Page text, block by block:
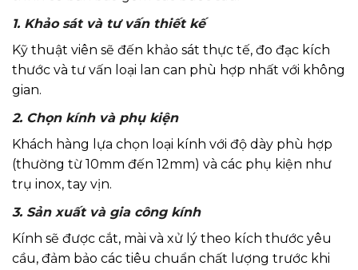
1. Khảo sát và tư vấn thiết kế
Kỹ thuật viên sẽ đến khảo sát thực tế, đo đạc kích
thước và tư vấn loại lan can phù hợp nhất với không
gian.
2. Chọn kính và phụ kiện
Khách hàng lựa chọn loại kính với độ dày phù hợp
(thường từ 10mm đến 12mm) và các phụ kiện như
trụ inox, tay vịn.
3. Sản xuất và gia công kính
Kính sẽ được cắt, mài và xử lý theo kích thước yêu
cầu, đảm bảo các tiêu chuẩn chất lượng trước khi